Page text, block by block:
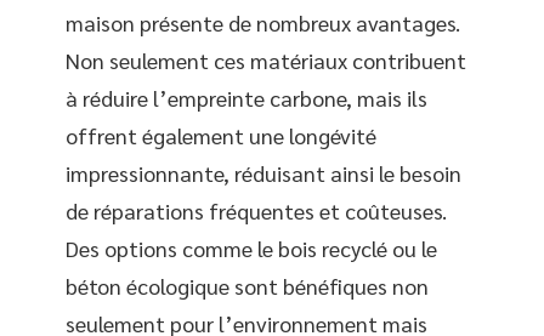
maison présente de nombreux avantages.
Non seulement ces matériaux contribuent
à réduire l’empreinte carbone, mais ils
offrent également une longévité
impressionnante, réduisant ainsi le besoin
de réparations fréquentes et coûteuses.
Des options comme le bois recyclé ou le
béton écologique sont bénéfiques non
seulement pour l’environnement mais